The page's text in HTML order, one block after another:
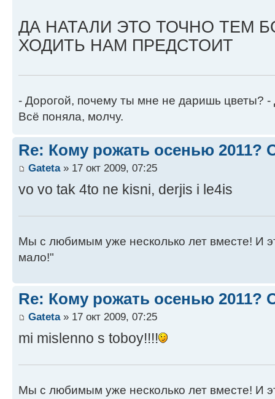
ДА НАТАЛИ ЭТО ТОЧНО ТЕМ
ХОДИТЬ НАМ ПРЕДСТОИТ
- Дорогой, почему ты мне не даришь цветы?
Всё поняла, молчу.
Re: Кому рожать осенью 2011?
Gateta» 17 окт 2009, 07:25
vo vo tak 4to ne kisni, derjis i le4is
Мы с любимым уже несколько лет вместе! И
мало!"
Re: Кому рожать осенью 2011?
Gateta» 17 окт 2009, 07:25
mi mislenno s toboy!!!!
Мы с любимым уже несколько лет вместе! И